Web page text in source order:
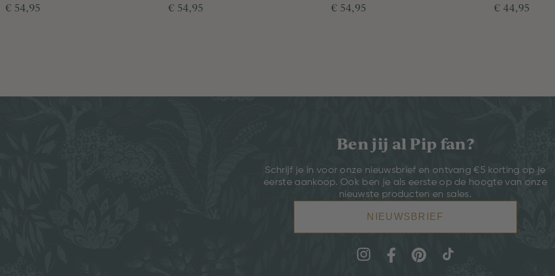
€ 54,95 € 54,95 € 54,95 € 44,95
Ben jij al Pip fan?
Schrijf je in voor onze nieuwsbrief en ontvang €5 korting op je
eerste aankoop. Ook ben je als eerste op de hoogte van onze
nieuwste producten en sales.
NIEUWSBRIEF